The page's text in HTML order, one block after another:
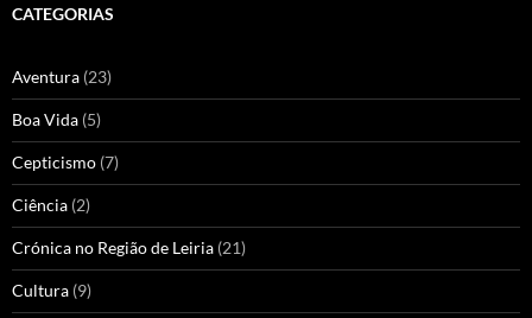
CATEGORIAS
Aventura (23)
Boa Vida (5)
Cepticismo (7)
Ciência (2)
Crónica no Região de Leiria (21)
Cultura (9)